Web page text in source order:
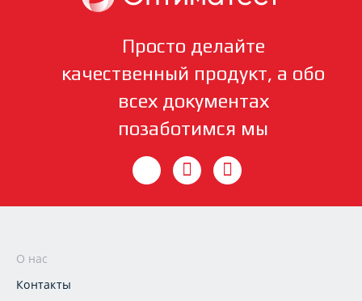
Просто делайте
качественный продукт, а обо
всех документах
позаботимся мы
О нас
Контакты